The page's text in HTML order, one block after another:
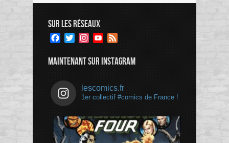
SUR LES RÉSEAUX
Facebook
TwitterInstagramYouTube
MAINTENANT SUR INSTAGRAM
lescomics.fr
1er collectif #comics de France !